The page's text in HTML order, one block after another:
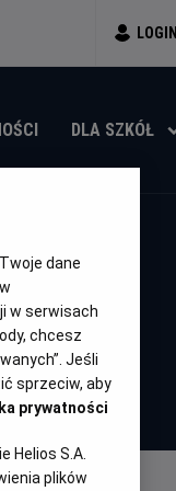
LOGIN
DLA SZKÓŁ
Czas
trwania
84 min
rok
produkcji
dane
w serwisach
chcesz
Jeśli
sprzeciw, aby
prywatności
Helios S.A.
plików